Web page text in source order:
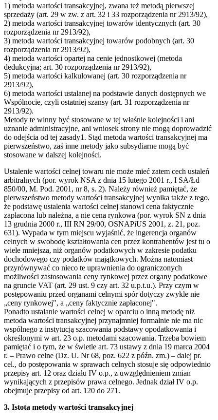
1) metoda wartości transakcyjnej, zwana też metodą pierwszej
sprzedaży (art. 29 w zw. z art. 32 i 33 rozporządzenia nr 2913/92),
2) metoda wartości transakcyjnej towarów identycznych (art. 30
rozporządzenia nr 2913/92),
3) metoda wartości transakcyjnej towarów podobnych (art. 30
rozporządzenia nr 2913/92),
4) metoda wartości opartej na cenie jednostkowej (metoda
dedukcyjna; art. 30 rozporządzenia nr 2913/92),
5) metoda wartości kalkulowanej (art. 30 rozporządzenia nr
2913/92),
6) metoda wartości ustalanej na podstawie danych dostępnych we
Wspólnocie, czyli ostatniej szansy (art. 31 rozporządzenia nr
2913/92).
Metody te winny być stosowane w tej właśnie kolejności i ani
uznanie administracyjne, ani wniosek strony nie mogą doprowadzić
do odejścia od tej zasady1. Stąd metoda wartości transakcyjnej ma
pierwszeństwo, zaś inne metody jako subsydiarne mogą być
stosowane w dalszej kolejności.
Ustalenie wartości celnej towaru nie może mieć zatem cech ustaleń
arbitralnych (por. wyrok NSA z dnia 15 lutego 2001 r., I SA/Łd
850/00, M. Pod. 2001, nr 8, s. 2). Należy również pamiętać, że
pierwszeństwo metody wartości transakcyjnej wynika także z tego,
że podstawę ustalenia wartości celnej stanowi cena faktycznie
zapłacona lub należna, a nie cena rynkowa (por. wyrok SN z dnia
13 grudnia 2000 r., III RN 29/00, OSNAPiUS 2001, z. 21, poz.
631). Wypada w tym miejscu wyjaśnić, że ingerencja organów
celnych w swobodę kształtowania cen przez kontrahentów jest tu o
wiele mniejsza, niż organów podatkowych w zakresie podatku
dochodowego czy podatków majątkowych. Można natomiast
przyrównywać co nieco te uprawnienia do ograniczonych
możliwości zastosowania ceny rynkowej przez organy podatkowe
na gruncie VAT (art. 29 ust. 9 czy art. 32 u.p.t.u.). Przy czym w
postępowaniu przed organami celnymi spór dotyczy zwykle nie
„ceny rynkowej", a „ceny faktycznie zapłaconej".
Ponadto ustalanie wartości celnej w oparciu o inną metodę niż
metoda wartości transakcyjnej przynajmniej formalnie nie ma nic
wspólnego z instytucją szacowania podstawy opodatkowania i
określonymi w art. 23 o.p. metodami szacowania. Trzeba bowiem
pamiętać i o tym, że w świetle art. 73 ustawy z dnia 19 marca 2004
r. – Prawo celne (Dz. U. Nr 68, poz. 622 z późn. zm.) – dalej pr.
cel., do postępowania w sprawach celnych stosuje się odpowiednio
przepisy art. 12 oraz działu IV o.p., z uwzględnieniem zmian
wynikających z przepisów prawa celnego. Jednak dział IV o.p.
obejmuje przepisy od art. 120 do 271.
3. Istota metody wartości transakcyjnej